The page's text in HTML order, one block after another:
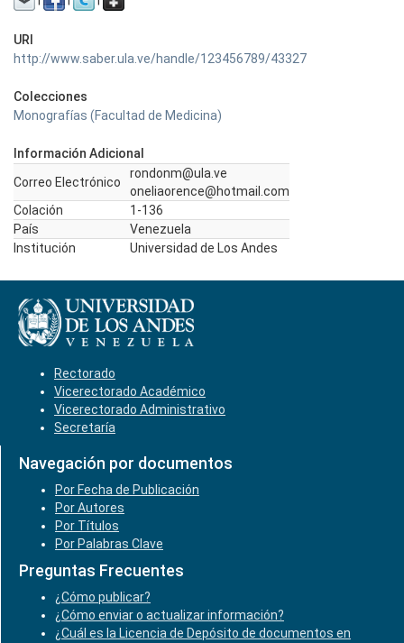
URI
http://www.saber.ula.ve/handle/123456789/43327
Colecciones
Monografías (Facultad de Medicina)
Información Adicional
Correo Electrónico
rondonm@ula.ve
oneliaorence@hotmail.com
Colación
1-136
País
Venezuela
Institución
Universidad de Los Andes
Rectorado
Vicerectorado Académico
Vicerectorado Administrativo
Secretaría
Navegación por documentos
Por Fecha de Publicación
Por Autores
Por Títulos
Por Palabras Clave
Preguntas Frecuentes
¿Cómo publicar?
¿Cómo enviar o actualizar información?
¿Cuál es la Licencia de Depósito de documentos en